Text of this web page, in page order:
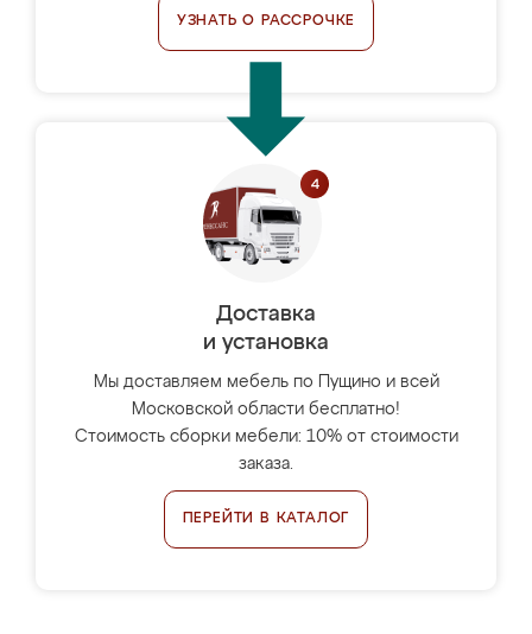
УЗНАТЬ О РАССРОЧКЕ
Доставка
и установка
Мы доставляем мебель по Пущино и всей
Московской области бесплатно!
Стоимость сборки мебели: 10% от стоимости
заказа.
ПЕРЕЙТИ В КАТАЛОГ